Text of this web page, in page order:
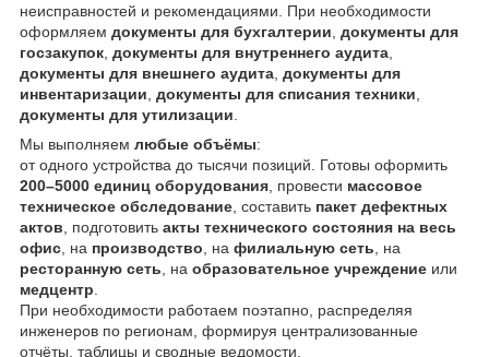
неисправностей и рекомендациями. При необходимости
оформляем документы для бухгалтерии документы для
госзакупок документы для внутреннего аудита
документы для внешнего аудита документы для
инвентаризации документы для списания техники
документы для утилизации
Мы выполняем любые объёмы:
от одного устройства до тысячи позиций. Готовы оформить
200–5000 единиц оборудования , провести массовое
техническое обследование , составить пакет дефектных
актов , подготовить акты технического состояния на весь
офис , на производство , на филиальную сеть , на
ресторанную сеть , на образовательное учреждение или
медцентр
При необходимости работаем поэтапно, распределяя
инженеров по регионам, формируя централизованные
отчёты, таблицы и сводные ведомости.